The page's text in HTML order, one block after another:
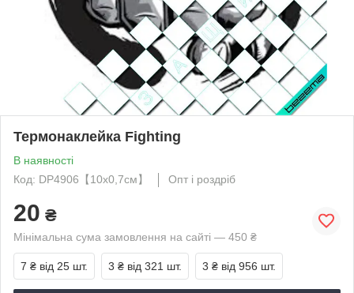
Термонаклейка Fighting
В наявності
Код: DP4906【10x0,7см】
Опт і роздріб
20 ₴
Мінімальна сума замовлення на сайті — 450 ₴
7 ₴ від 25 шт. 3 ₴ від 321 шт. 3 ₴ від 956 шт.